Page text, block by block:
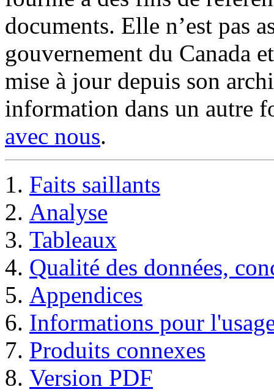
documents. Elle n’est pas
gouvernement du Canada
mise à jour depuis son
information dans un autre
avec nous.
Faits saillants
Analyse
Tableaux
Qualité des données,
Appendices
Informations pour
Produits connexes
Version PDF